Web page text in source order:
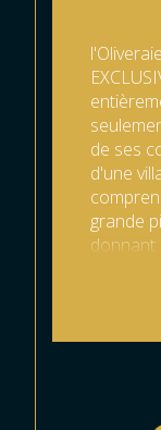
de ses
d'une
grande
donnant
salle